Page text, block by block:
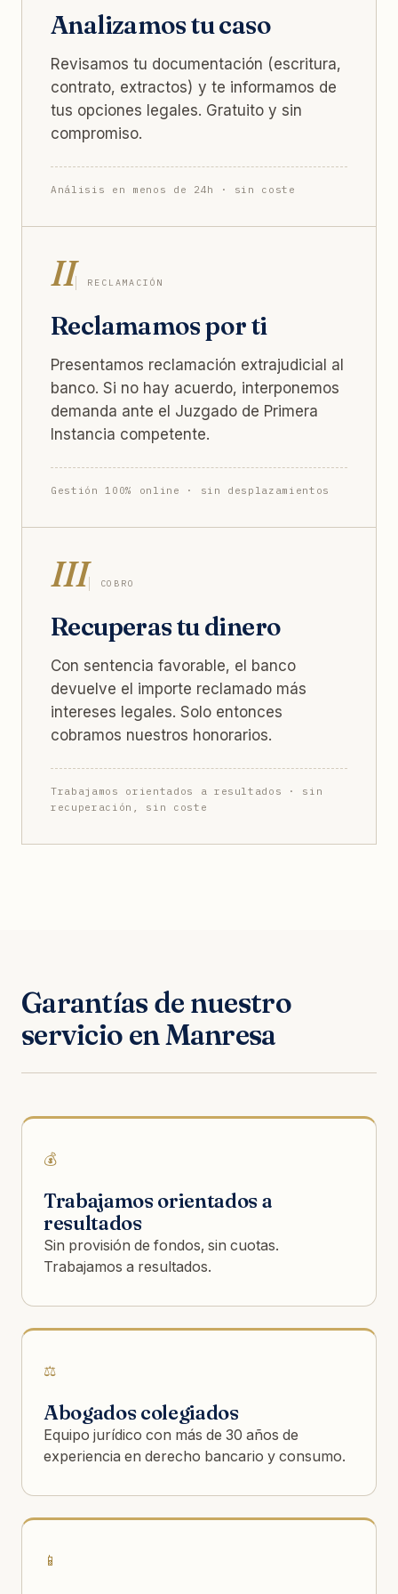
Analizamos tu caso
Revisamos tu documentación (escritura,
contrato, extractos) y te informamos de
tus opciones legales. Gratuito y sin
compromiso.
Análisis en menos de 24h · sin coste
II RECLAMACIÓN
Reclamamos por ti
Presentamos reclamación extrajudicial al
banco. Si no hay acuerdo, interponemos
demanda ante el Juzgado de Primera
Instancia competente.
Gestión 100% online · sin desplazamientos
III COBRO
Recuperas tu dinero
Con sentencia favorable, el banco
devuelve el importe reclamado más
intereses legales. Solo entonces
cobramos nuestros honorarios.
Trabajamos orientados a resultados · sin
recuperación, sin coste
Garantías de nuestro
servicio en Manresa
💰
Trabajamos orientados a
resultados
Sin provisión de fondos, sin cuotas.
Trabajamos a resultados.
⚖️
Abogados colegiados
Equipo jurídico con más de 30 años de
experiencia en derecho bancario y consumo.
📱